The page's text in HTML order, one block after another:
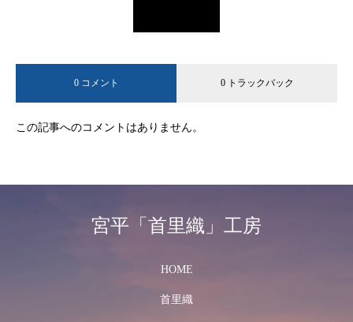
0 コメント 0 トラックバック
この記事へのコメントはありません。
宮平「首里織」工房
HOME
首里織